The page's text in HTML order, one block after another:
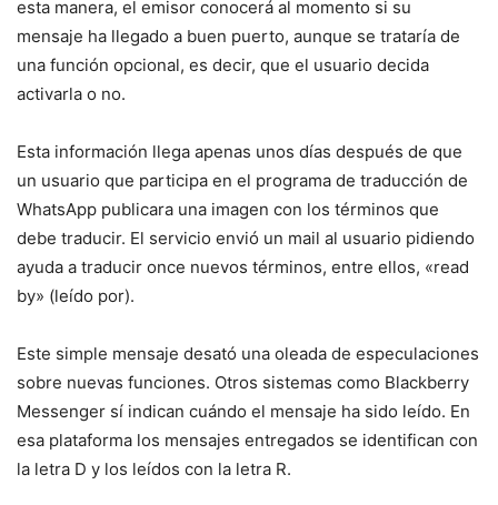
esta manera, el emisor conocerá al momento si su
mensaje ha llegado a buen puerto, aunque se trataría de
una función opcional, es decir, que el usuario decida
activarla o no.
Esta información llega apenas unos días después de que
un usuario que participa en el programa de traducción de
WhatsApp publicara una imagen con los términos que
debe traducir. El servicio envió un mail al usuario pidiendo
ayuda a traducir once nuevos términos, entre ellos, «read
by» (leído por).
Este simple mensaje desató una oleada de especulaciones
sobre nuevas funciones. Otros sistemas como Blackberry
Messenger sí indican cuándo el mensaje ha sido leído. En
esa plataforma los mensajes entregados se identifican con
la letra D y los leídos con la letra R.